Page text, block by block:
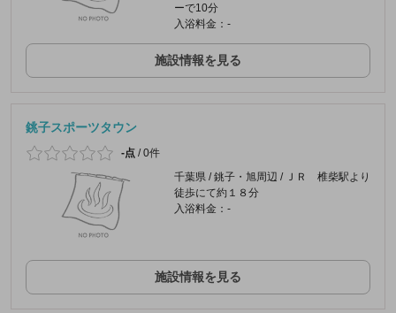
ーで10分
入浴料金：-
施設情報を見る
銚子スポーツタウン
-点 /0件
千葉県 / 銚子・旭周辺 / ＪＲ 椎柴駅より
徒歩にて約１８分
入浴料金：-
施設情報を見る